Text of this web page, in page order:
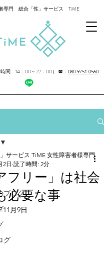
専門 総合「性」サービス TiME
間 14：00～22：00） ☎： 080-9751-0560
ログ
グ
フリー」は社会
必要な事
サービス TiME 女性障害者様専門
2日 読了時間: 2分
11月9日